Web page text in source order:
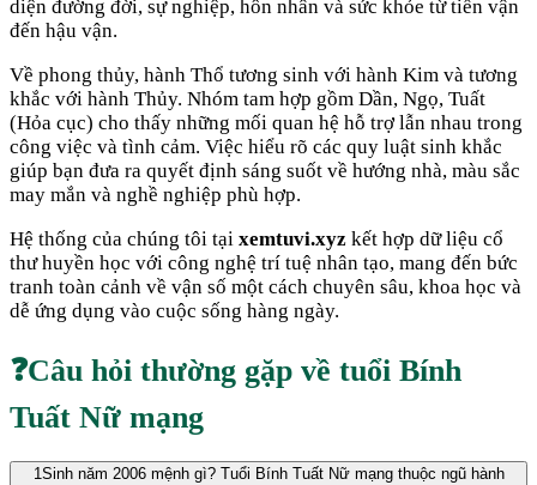
diện đường đời, sự nghiệp, hôn nhân và sức khỏe từ tiền vận
đến hậu vận.
Về phong thủy, hành Thổ tương sinh với hành Kim và tương
khắc với hành Thủy. Nhóm tam hợp gồm Dần, Ngọ, Tuất
(Hỏa cục) cho thấy những mối quan hệ hỗ trợ lẫn nhau trong
công việc và tình cảm. Việc hiểu rõ các quy luật sinh khắc
giúp bạn đưa ra quyết định sáng suốt về hướng nhà, màu sắc
may mắn và nghề nghiệp phù hợp.
Hệ thống của chúng tôi tại xemtuvi.xyz kết hợp dữ liệu cổ
thư huyền học với công nghệ trí tuệ nhân tạo, mang đến bức
tranh toàn cảnh về vận số một cách chuyên sâu, khoa học và
dễ ứng dụng vào cuộc sống hàng ngày.
❓Câu hỏi thường gặp về tuổi Bính
Tuất Nữ mạng
1Sinh năm 2006 mệnh gì? Tuổi Bính Tuất Nữ mạng thuộc ngũ hành